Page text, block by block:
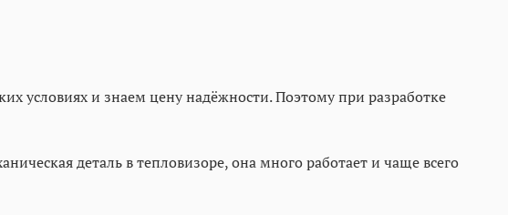
условиях и знаем цену надёжности. Поэтому при разработке
деталь в тепловизоре, она много работает и чаще всего